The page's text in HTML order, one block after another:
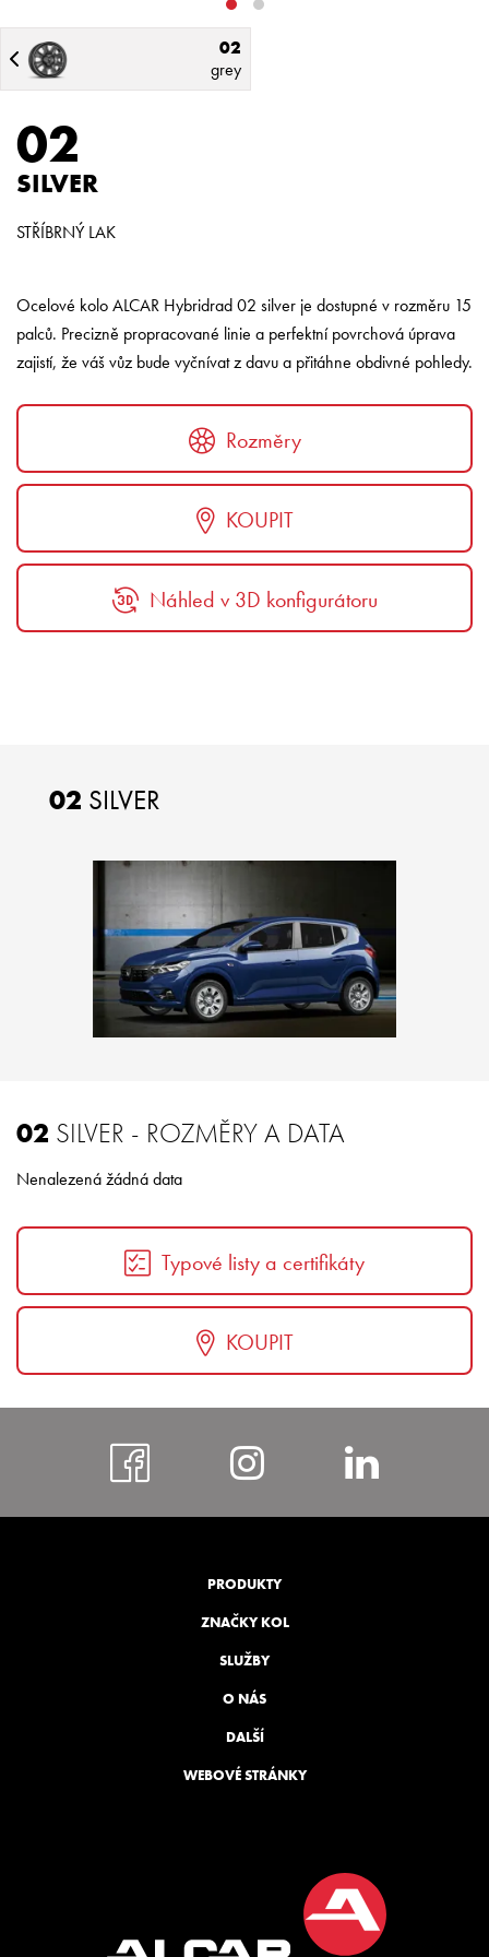
02
grey
02
SILVER
STŘÍBRNÝ LAK
Ocelové kolo ALCAR Hybridrad 02 silver je dostupné v rozměru 15
palců. Precizně propracované linie a perfektní povrchová úprava
zajistí, že váš vůz bude vyčnívat z davu a přitáhne obdivné pohledy.
Rozměry
KOUPIT
Náhled v 3D konfigurátoru
02 SILVER
02 SILVER - ROZMĚRY A DATA
Nenalezená žádná data
Typové listy a certifikáty
KOUPIT
https://https://
PRODUKTY
ZNAČKY KOL
SLUŽBY
O NÁS
DALŠÍ
WEBOVÉ STRÁNKY